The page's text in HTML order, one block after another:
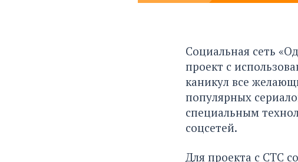
Социальная сеть
проект с
каникул все
популярных
специальным
соцсетей.
Для проекта с СТС